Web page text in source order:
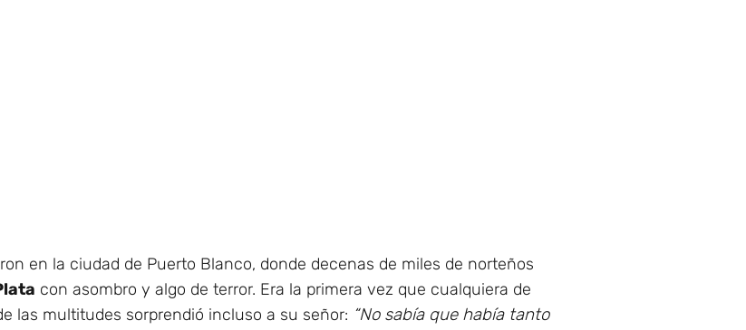
en la ciudad de Puerto Blanco, donde decenas de miles de norteños
con asombro y algo de terror. Era la primera vez que cualquiera de
las multitudes sorprendió incluso a su señor: “No sabía que había tanto